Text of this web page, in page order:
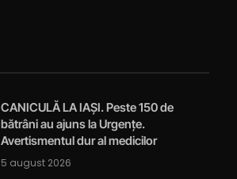
CANICULĂ LA IAȘI. Peste 150 de
bătrâni au ajuns la Urgențe.
Avertismentul dur al medicilor
5 august 2026